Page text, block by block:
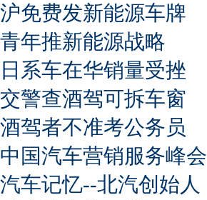
沪免费发新能源车牌
青年推新能源战略
日系车在华销量受挫
交警查酒驾可拆车窗
酒驾者不准考公务员
中国汽车营销服务峰会
汽车记忆--北汽创始人